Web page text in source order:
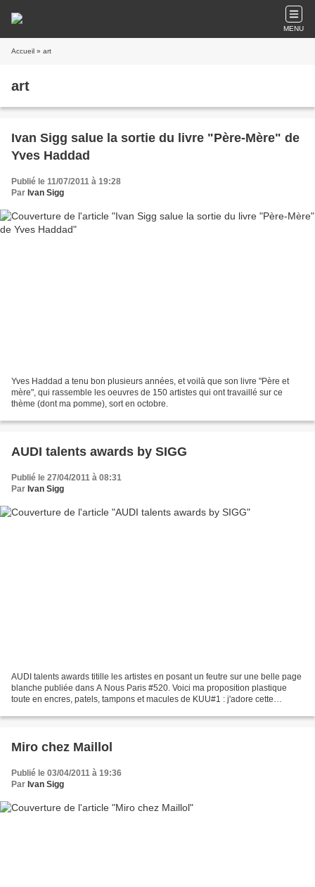
MENU
Accueil » art
art
Ivan Sigg salue la sortie du livre "Père-Mère" de
Yves Haddad
Publié le 11/07/2011 à 19:28
Par Ivan Sigg
Yves Haddad a tenu bon plusieurs années, et voilà que son livre "Père et
mère", qui rassemble les oeuvres de 150 artistes qui ont travaillé sur ce
thème (dont ma pomme), sort en octobre.
AUDI talents awards by SIGG
Publié le 27/04/2011 à 08:31
Par Ivan Sigg
AUDI talents awards titille les artistes en posant un feutre sur une belle page
blanche publiée dans A Nous Paris #520. Voici ma proposition plastique
toute en encres, patels, tampons et macules de KUU#1 : j'adore cette
Miro chez Maillol
Publié le 03/04/2011 à 19:36
Par Ivan Sigg